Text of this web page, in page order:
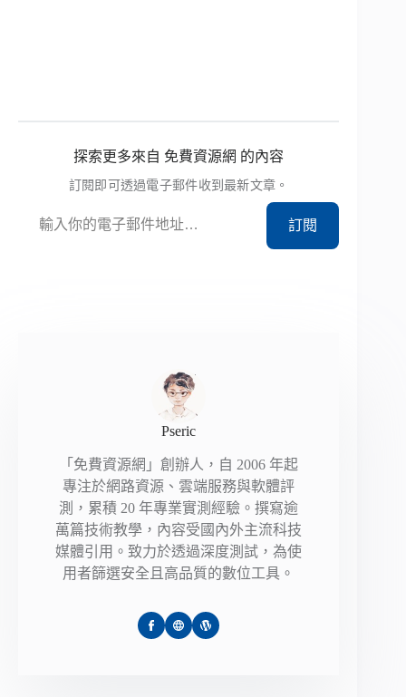
探索更多來自 免費資源網 的內容
訂閱即可透過電子郵件收到最新文章。
訂閱
Pseric
「免費資源網」創辦人，自 2006 年起
專注於網路資源、雲端服務與軟體評
測，累積 20 年專業實測經驗。撰寫逾
萬篇技術教學，內容受國內外主流科技
媒體引用。致力於透過深度測試，為使
用者篩選安全且高品質的數位工具。